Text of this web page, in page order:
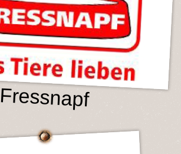
Fressnapf